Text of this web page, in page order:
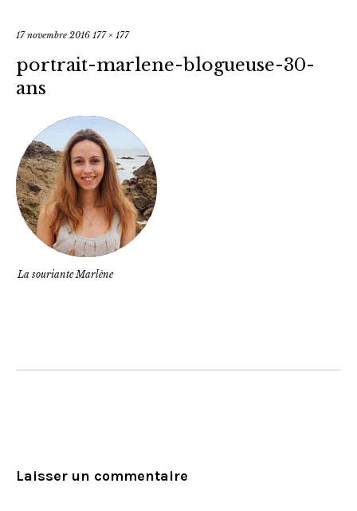
17 novembre 2016 177 × 177
portrait-marlene-blogueuse-30-
ans
La souriante Marlène
Laisser un commentaire